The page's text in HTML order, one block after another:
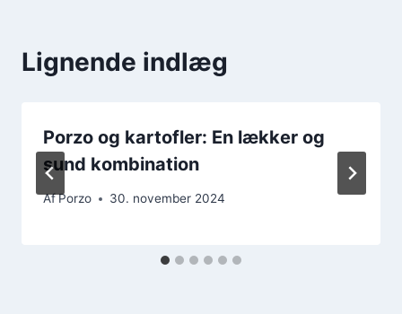
Lignende indlæg
Porzo og kartofler: En lækker og
sund kombination
AfPorzo 30. november 2024